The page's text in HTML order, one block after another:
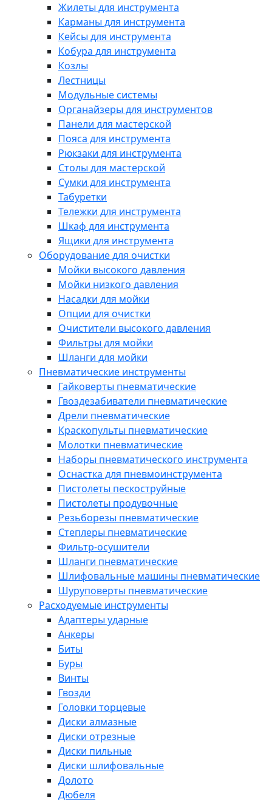
Жилеты для инструмента
Карманы для инструмента
Кейсы для инструмента
Кобура для инструмента
Козлы
Лестницы
Модульные системы
Органайзеры для инструментов
Панели для мастерской
Пояса для инструмента
Рюкзаки для инструмента
Столы для мастерской
Сумки для инструмента
Табуретки
Тележки для инструмента
Шкаф для инструмента
Ящики для инструмента
Оборудование для очистки
Мойки высокого давления
Мойки низкого давления
Насадки для мойки
Опции для очистки
Очистители высокого давления
Фильтры для мойки
Шланги для мойки
Пневматические инструменты
Гайковерты пневматические
Гвоздезабиватели пневматические
Дрели пневматические
Краскопульты пневматические
Молотки пневматические
Наборы пневматического инструмента
Оснастка для пневмоинструмента
Пистолеты пескоструйные
Пистолеты продувочные
Резьборезы пневматические
Степлеры пневматические
Фильтр-осушители
Шланги пневматические
Шлифовальные машины пневматические
Шуруповерты пневматические
Расходуемые инструменты
Адаптеры ударные
Анкеры
Биты
Буры
Винты
Гвозди
Головки торцевые
Диски алмазные
Диски отрезные
Диски пильные
Диски шлифовальные
Долото
Дюбеля